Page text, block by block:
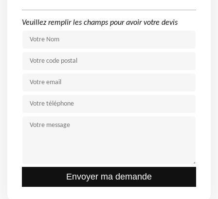
Veuillez remplir les champs pour avoir votre devis